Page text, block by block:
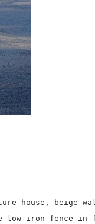
house, beige
low iron fence in